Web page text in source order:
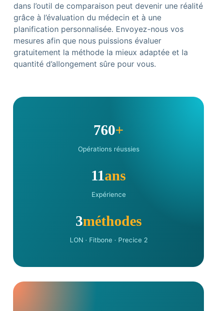
dans l’outil de comparaison peut devenir une réalité
grâce à l’évaluation du médecin et à une
planification personnalisée. Envoyez-nous vos
mesures afin que nous puissions évaluer
gratuitement la méthode la mieux adaptée et la
quantité d’allongement sûre pour vous.
760+
Opérations réussies
11ans
Expérience
3méthodes
LON · Fitbone · Precice 2